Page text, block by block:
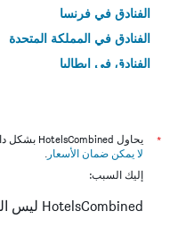
الفنادق في فرنسا
الفنادق في المملكة المتحدة
الفنادق في إيطاليا
*
يحاول HotelsCombined بشكل دائم الحصول على الأسعار الدقيقة، ولكن
لا يمكن ضمان الأسعار .
إليك السبب:
HotelsCombined ليس البائع